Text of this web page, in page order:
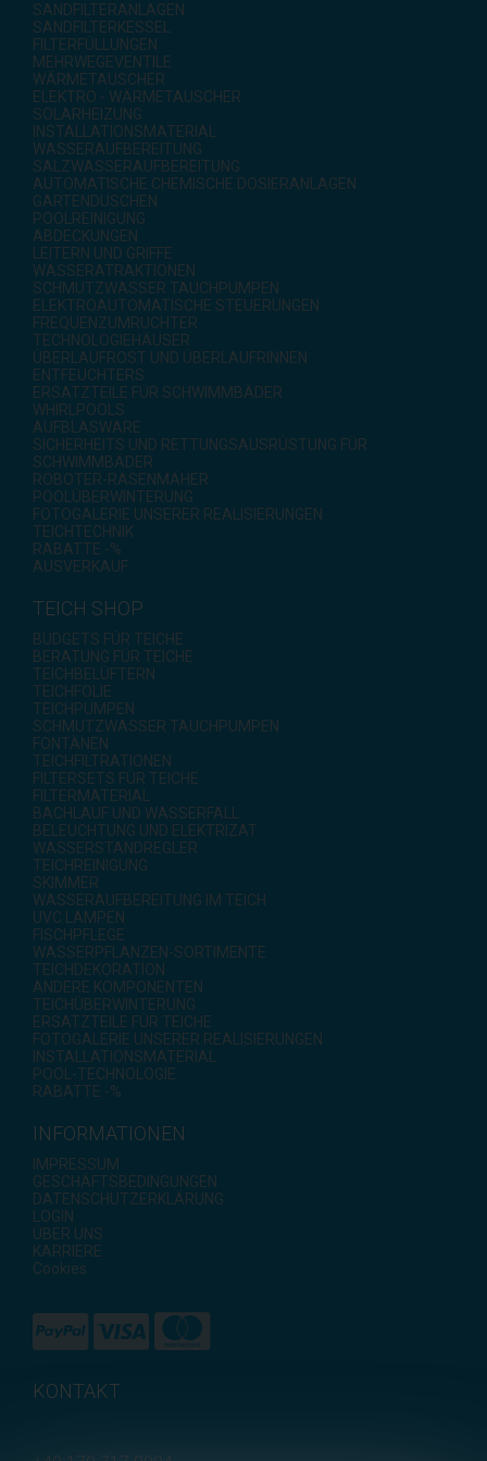
SANDFILTERANLAGEN
SANDFILTERKESSEL
FILTERFÜLLUNGEN
MEHRWEGEVENTILE
WÄRMETAUSCHER
ELEKTRO - WÄRMETAUSCHER
SOLARHEIZUNG
INSTALLATIONSMATERIAL
WASSERAUFBEREITUNG
SALZWASSERAUFBEREITUNG
AUTOMATISCHE CHEMISCHE DOSIERANLAGEN
GARTENDUSCHEN
POOLREINIGUNG
ABDECKUNGEN
LEITERN UND GRIFFE
WASSERATRAKTIONEN
SCHMUTZWASSER TAUCHPUMPEN
ELEKTROAUTOMATISCHE STEUERUNGEN
FREQUENZUMRUCHTER
TECHNOLOGIEHÄUSER
ÜBERLAUFROST UND ÜBERLAUFRINNEN
ENTFEUCHTERS
ERSATZTEILE FÜR SCHWIMMBÄDER
WHIRLPOOLS
AUFBLASWARE
SICHERHEITS UND RETTUNGSAUSRÜSTUNG FÜR
SCHWIMMBÄDER
ROBOTER-RASENMÄHER
POOLÜBERWINTERUNG
FOTOGALERIE UNSERER REALISIERUNGEN
TEICHTECHNIK
RABATTE -%
AUSVERKAUF
TEICH SHOP
BUDGETS FÜR TEICHE
BERATUNG FÜR TEICHE
TEICHBELÜFTERN
TEICHFOLIE
TEICHPUMPEN
SCHMUTZWASSER TAUCHPUMPEN
FONTÄNEN
TEICHFILTRATIONEN
FILTERSETS FÜR TEICHE
FILTERMATERIAL
BACHLAUF UND WASSERFALL
BELEUCHTUNG UND ELEKTRIZAT
WASSERSTANDREGLER
TEICHREINIGUNG
SKIMMER
WASSERAUFBEREITUNG IM TEICH
UVC LAMPEN
FISCHPFLEGE
WASSERPFLANZEN-SORTIMENTE
TEICHDEKORATION
ANDERE KOMPONENTEN
TEICHÜBERWINTERUNG
ERSATZTEILE FÜR TEICHE
FOTOGALERIE UNSERER REALISIERUNGEN
INSTALLATIONSMATERIAL
POOL-TECHNOLOGIE
RABATTE -%
INFORMATIONEN
IMPRESSUM
GESCHÄFTSBEDINGUNGEN
DATENSCHUTZERKLÄRUNG
LOGIN
ÜBER UNS
KARRIERE
Cookies
KONTAKT